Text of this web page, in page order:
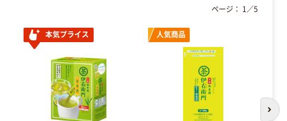
本気プライス 人気商品
ページ： 1 ／5
次